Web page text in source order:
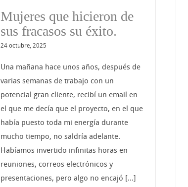
Mujeres que hicieron de
sus fracasos su éxito.
24 octubre, 2025
Una mañana hace unos años, después de
varias semanas de trabajo con un
potencial gran cliente, recibí un email en
el que me decía que el proyecto, en el que
había puesto toda mi energía durante
mucho tiempo, no saldría adelante.
Habíamos invertido infinitas horas en
reuniones, correos electrónicos y
presentaciones, pero algo no encajó [...]